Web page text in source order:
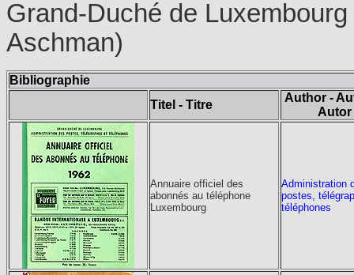
Grand-Duché de
Aschman)
Bibliographie
Titel - Titre
Author -
Autor
Annuaire officiel des
abonnés au téléphone
Luxembourg
Administration
postes,
téléphones